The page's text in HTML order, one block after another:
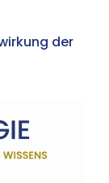
der